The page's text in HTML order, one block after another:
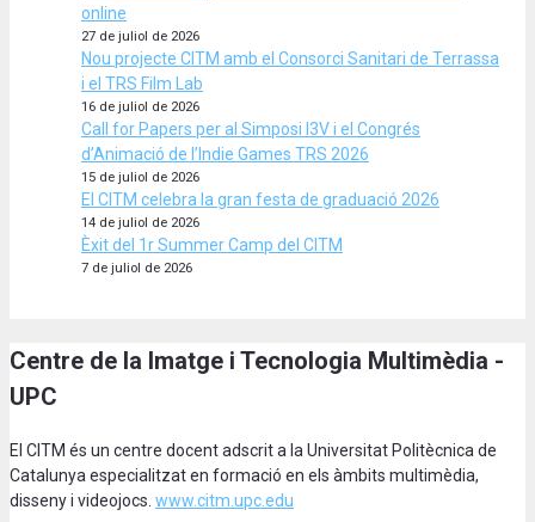
online
27 de juliol de 2026
Nou projecte CITM amb el Consorci Sanitari de Terrassa
i el TRS Film Lab
16 de juliol de 2026
Call for Papers per al Simposi I3V i el Congrés
d’Animació de l’Indie Games TRS 2026
15 de juliol de 2026
El CITM celebra la gran festa de graduació 2026
14 de juliol de 2026
Èxit del 1r Summer Camp del CITM
7 de juliol de 2026
Centre de la Imatge i Tecnologia Multimèdia -
UPC
El CITM és un centre docent adscrit a la Universitat Politècnica de
Catalunya especialitzat en formació en els àmbits multimèdia,
disseny i videojocs. www.citm.upc.edu